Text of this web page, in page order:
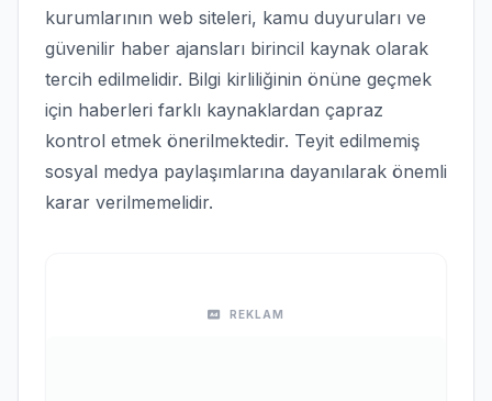
kurumlarının web siteleri, kamu duyuruları ve
güvenilir haber ajansları birincil kaynak olarak
tercih edilmelidir. Bilgi kirliliğinin önüne geçmek
için haberleri farklı kaynaklardan çapraz
kontrol etmek önerilmektedir. Teyit edilmemiş
sosyal medya paylaşımlarına dayanılarak önemli
karar verilmemelidir.
REKLAM